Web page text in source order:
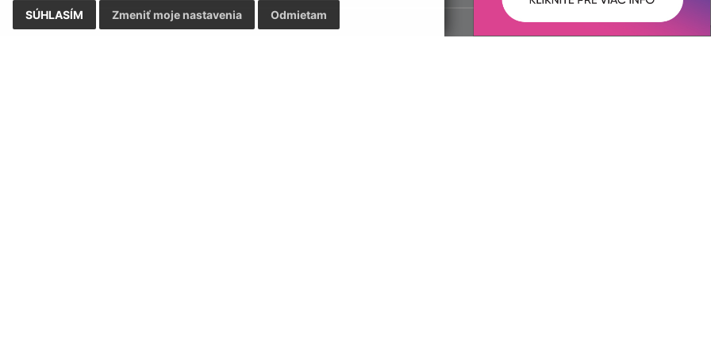
SÚHLASÍM Odmietam
Zmeniť moje nastavenia